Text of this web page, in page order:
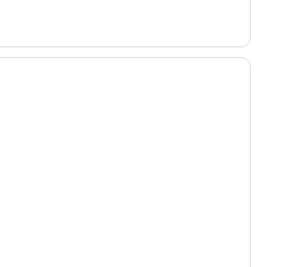
nächstes